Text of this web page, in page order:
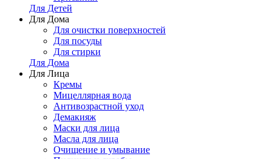
Для Детей
Для Дома
Для очистки поверхностей
Для посуды
Для стирки
Для Дома
Для Лица
Кремы
Мицеллярная вода
Антивозрастной уход
Демакияж
Маски для лица
Масла для лица
Очищение и умывание